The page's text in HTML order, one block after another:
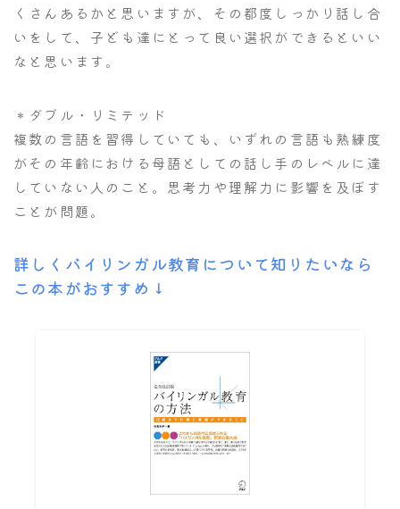
くさんあるかと思いますが、その都度しっかり話し合
いをして、子ども達にとって良い選択ができるといい
なと思います。
＊ダブル・リミテッド
複数の言語を習得していても、いずれの言語も熟練度
がその年齢における母語としての話し手のレベルに達
していない人のこと。思考力や理解力に影響を及ぼす
ことが問題。
詳しくバイリンガル教育について知りたいなら
この本がおすすめ↓